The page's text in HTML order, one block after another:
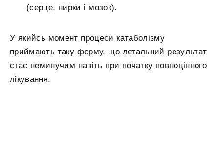
(серце, нирки і мозок).
У якийсь момент процеси катаболізму
приймають таку форму, що летальний результат
стає неминучим навіть при початку повноцінного
лікування.